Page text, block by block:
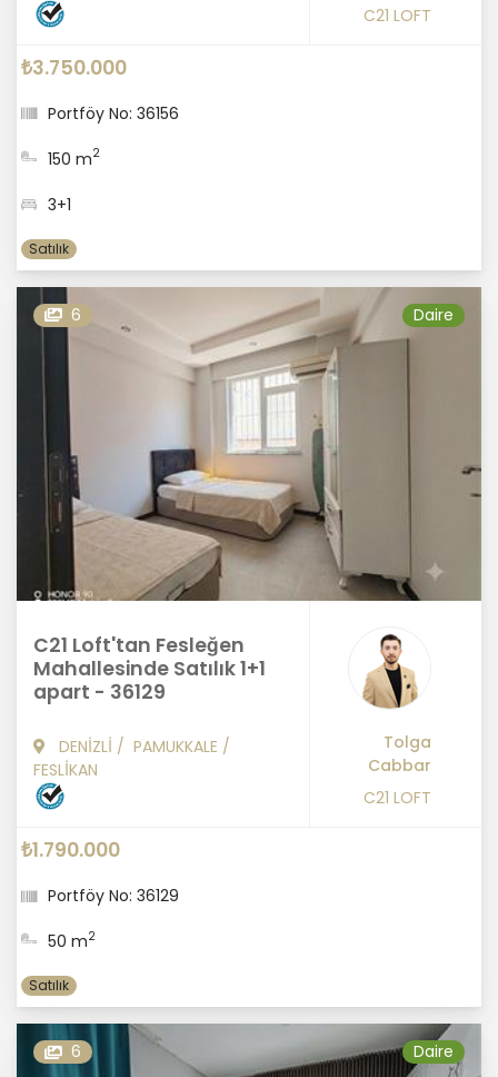
C21 LOFT
₺3.750.000
Portföy No: 36156
150 m2
3+1
Satılık
6 Daire
C21 Loft'tan Fesleğen
Mahallesinde Satılık 1+1
apart - 36129
DENİZLİ / PAMUKKALE /
FESLİKAN
Tolga
Cabbar
C21 LOFT
₺1.790.000
Portföy No: 36129
50 m2
Satılık
6 Daire